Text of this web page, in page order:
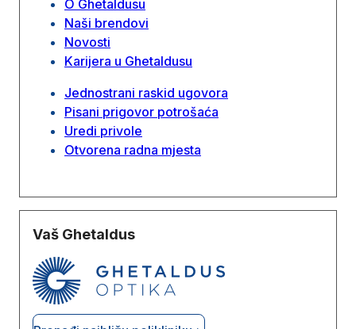
O Ghetaldusu
Naši brendovi
Novosti
Karijera u Ghetaldusu
Jednostrani raskid ugovora
Pisani prigovor potrošaća
Uredi privole
Otvorena radna mjesta
Vaš Ghetaldus